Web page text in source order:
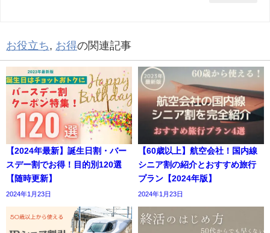
お役立ち, お得の関連記事
【2024年最新】誕生日割・バー
スデー割でお得！目的別120選
【随時更新】
2024年1月23日
【60歳以上】航空会社！国内線
シニア割の紹介とおすすめ旅行
プラン【2024年版】
2024年1月23日